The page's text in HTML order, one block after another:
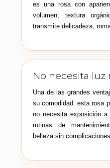
es una rosa con
volumen, textura
transmite delicadeza,
No necesita luz
Una de las grandes
su comodidad: esta rosa
no necesita exposición
rutinas de
belleza sin